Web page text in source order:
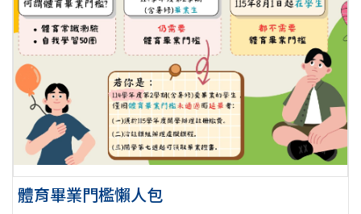
體育畢業門檻懶人包